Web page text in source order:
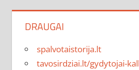
DRAUGAI
spalvotaistorija.lt
tavosirdziai.lt/gydytojai-